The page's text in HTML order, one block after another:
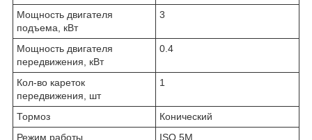
Мощность двигателя
подъема, кВт
3
Мощность двигателя
передвижения, кВт
0.4
Кол-во кареток
передвижения, шт
1
Тормоз
Конический
Режим работы
ISO 5M